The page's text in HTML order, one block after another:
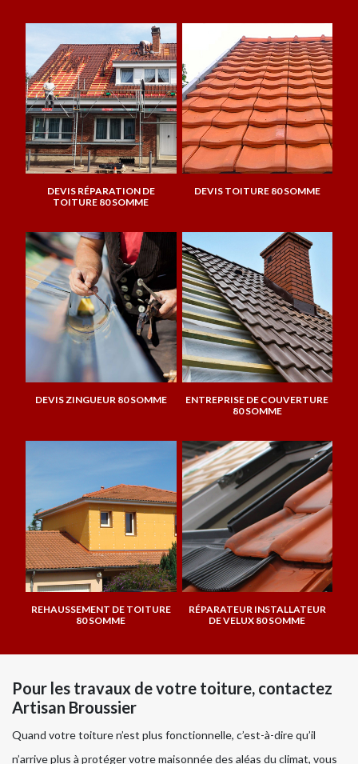
DEVIS RÉPARATION DE
TOITURE 80 SOMME
DEVIS TOITURE 80 SOMME
DEVIS ZINGUEUR 80 SOMME
ENTREPRISE DE COUVERTURE
80 SOMME
REHAUSSEMENT DE TOITURE
80 SOMME
RÉPARATEUR INSTALLATEUR
DE VELUX 80 SOMME
Pour les travaux de votre toiture, contactez
Artisan Broussier
Quand votre toiture n’est plus fonctionnelle, c’est-à-dire qu’il
n’arrive plus à protéger votre maisonnée des aléas du climat, vous